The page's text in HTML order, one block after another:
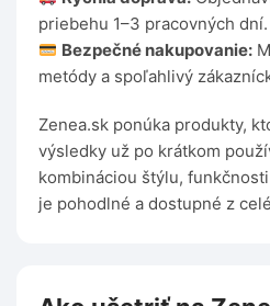
priebehu 1–3 pracovných dní.
Bezpečné nakupovanie:
metódy a spoľahlivý
Zenea.sk ponúka produkty,
výsledky už po krátkom
kombináciou štýlu,
je pohodlné a dostupné z